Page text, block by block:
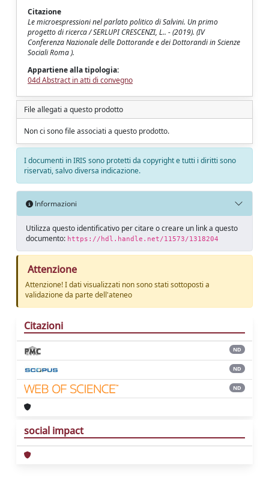
Citazione
Le microespressioni nel parlato politico di Salvini. Un primo
progetto di ricerca / SERLUPI CRESCENZI, L.. - (2019). (IV
Conferenza Nazionale delle Dottorande e dei Dottorandi in Scienze
Sociali Roma ).
Appartiene alla tipologia:
04d Abstract in atti di convegno
File allegati a questo prodotto
Non ci sono file associati a questo prodotto.
I documenti in IRIS sono protetti da copyright e tutti i diritti sono
riservati, salvo diversa indicazione.
Informazioni
Utilizza questo identificativo per citare o creare un link a questo
documento: https://hdl.handle.net/11573/1318204
Attenzione
Attenzione! I dati visualizzati non sono stati sottoposti a
validazione da parte dell'ateneo
Citazioni
ND
ND
ND
social impact